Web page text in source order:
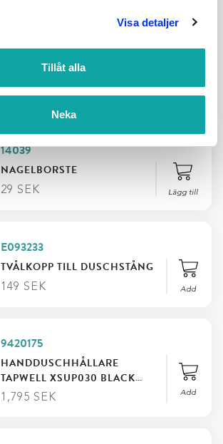
Visa detaljer
Tillåt alla
Neka
TVÅLKOPP TILL
DUSCHSTÅNG
235SEK Lägg till
14039
NAGELBORSTE
29 SEK Lägg till
E093233
TVÅLKOPP TILL DUSCHSTÅNG
149 SEK Add
9420175
HANDDUSCHHÅLLARE
TAPWELL XSUP030 BLACK
CHROME
1,795 SEK Add